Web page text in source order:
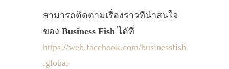
สามารถติดตามเรื่องราวที่น่าสนใจ
ของ Business Fish ได้ที่
https://web.facebook.com/businessfish
.global